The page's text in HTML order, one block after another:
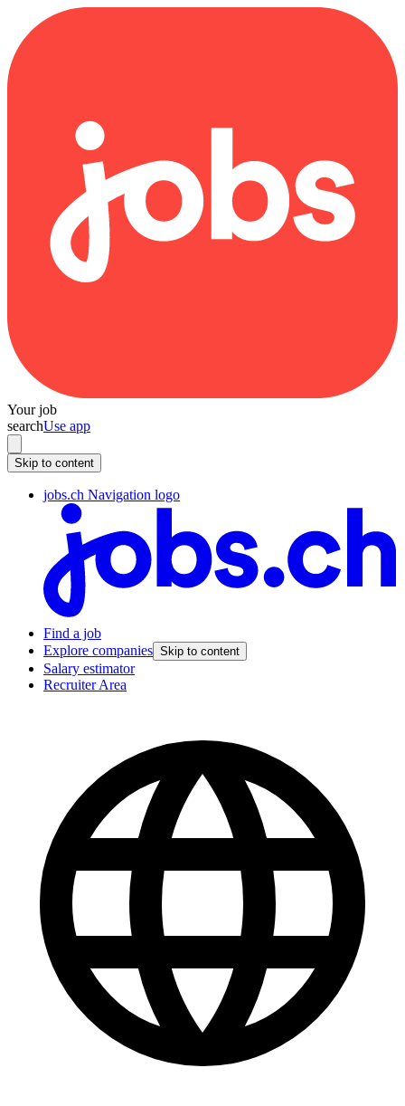
Your job
searchUse app
Skip to content
jobs.ch Navigation logo
Find a job
Explore companies Skip to content
Salary estimator
Recruiter Area